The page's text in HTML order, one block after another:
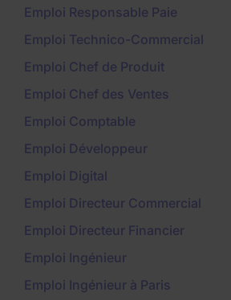
Emploi Responsable Paie
Emploi Technico-Commercial
Emploi Chef de Produit
Emploi Chef des Ventes
Emploi Comptable
Emploi Développeur
Emploi Digital
Emploi Directeur Commercial
Emploi Directeur Financier
Emploi Ingénieur
Emploi Ingénieur à Paris